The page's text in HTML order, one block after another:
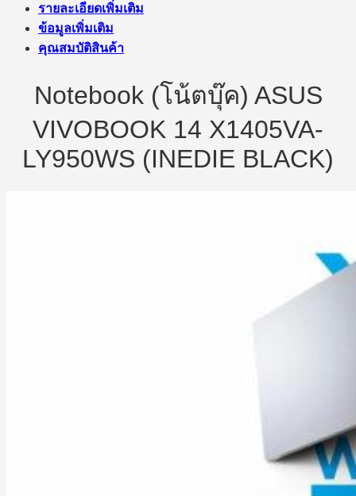
รายละเอียดเพิ่มเติม
ข้อมูลเพิ่มเติม
คุณสมบัติสินค้า
Notebook (โน้ตบุ๊ค) ASUS
VIVOBOOK 14 X1405VA-
LY950WS (INEDIE BLACK)